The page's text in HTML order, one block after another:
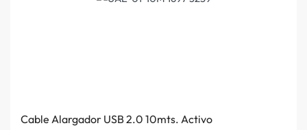
Cable Alargador USB 2.0 10mts. Activo